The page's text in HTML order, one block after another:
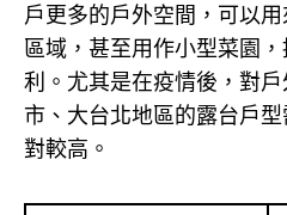
戶更多的戶外空間，可以
區域，甚至用作小型菜園
利。尤其是在疫情後，對
市、大台北地區的露台戶
對較高。